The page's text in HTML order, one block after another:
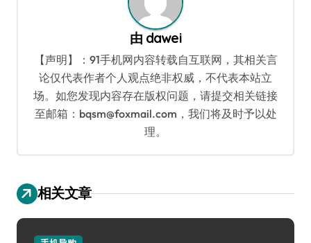
由 dawei
【声明】：91手机网内容转载自互联网，其相关言
论仅代表作者个人观点绝非权威，不代表本站立
场。如您发现内容存在版权问题，请提交相关链接
至邮箱：bqsm@foxmail.com，我们将及时予以处
理。
相关文章